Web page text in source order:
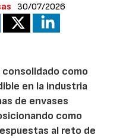
30/07/2026
como
en la industria
de envases
como
al reto de